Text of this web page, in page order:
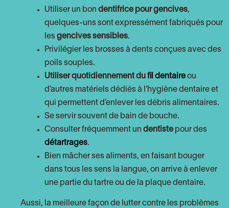
Utiliser un bon dentifrice pour gencives,
quelques-uns sont expressément fabriqués pour
les gencives sensibles.
Privilégier les brosses à dents conçues avec des
poils souples.
Utiliser quotidiennement du fil dentaire ou
d’autres matériels dédiés à l’hygiène dentaire et
qui permettent d’enlever les débris alimentaires.
Se servir souvent de bain de bouche.
Consulter fréquemment un dentiste pour des
détartrages.
Bien mâcher ses aliments, en faisant bouger
dans tous les sens la langue, on arrive à enlever
une partie du tartre ou de la plaque dentaire.
Aussi, la meilleure façon de lutter contre les problèmes